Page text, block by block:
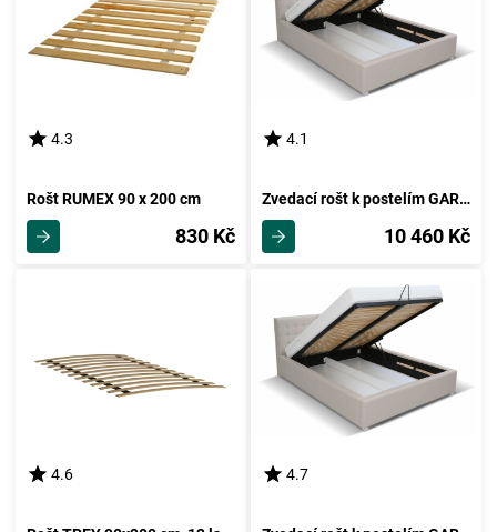
4.3
Rošt RUMEX 90 x 200 cm
830 Kč
4.1
Zvedací rošt k postelím GARGE 180
10 460 Kč
4.6 4.7